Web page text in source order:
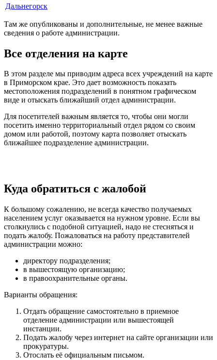
Дальнегорск
Там же опубликованы и дополнительные, не менее важные
сведения о работе администрации.
Все отделения на карте
В этом разделе мы приводим адреса всех учреждений на карте
в Приморском крае. Это дает возможность показать
местоположения подразделений в понятном графическом
виде и отыскать ближайший отдел администрации.
Для посетителей важным является то, чтобы они могли
посетить именно территориальный отдел рядом со своим
домом или работой, поэтому карта позволяет отыскать
ближайшее подразделение администрации.
Куда обратиться с жалобой
К большому сожалению, не всегда качество получаемых
населением услуг оказывается на нужном уровне. Если вы
столкнулись с подобной ситуацией, надо не стесняться и
подать жалобу. Пожаловаться на работу представителей
администрации можно:
директору подразделения;
в вышестоящую организацию;
в правоохранительные органы.
Варианты обращения:
Отдать обращение самостоятельно в приемное
отделение администрации или вышестоящей
инстанции.
Подать жалобу через интернет на сайте организации или
прокуратуры.
Отослать её официальным письмом.